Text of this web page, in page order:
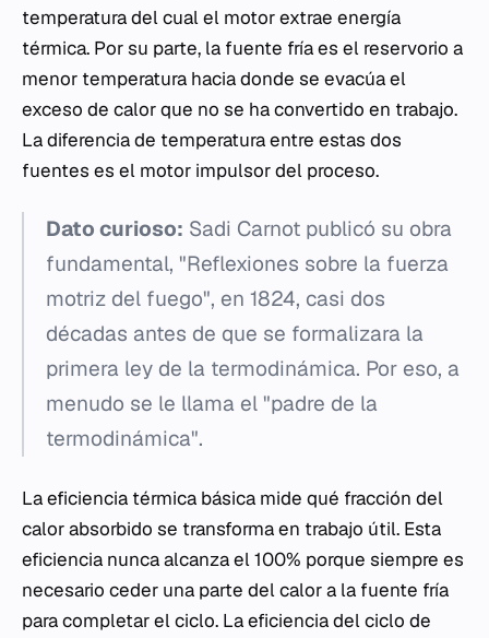
temperatura del cual el motor extrae energía
térmica. Por su parte, la fuente fría es el reservorio a
menor temperatura hacia donde se evacúa el
exceso de calor que no se ha convertido en trabajo.
La diferencia de temperatura entre estas dos
fuentes es el motor impulsor del proceso.
Dato curioso: Sadi Carnot publicó su obra
fundamental, "Reflexiones sobre la fuerza
motriz del fuego", en 1824, casi dos
décadas antes de que se formalizara la
primera ley de la termodinámica. Por eso, a
menudo se le llama el "padre de la
termodinámica".
La eficiencia térmica básica mide qué fracción del
calor absorbido se transforma en trabajo útil. Esta
eficiencia nunca alcanza el 100% porque siempre es
necesario ceder una parte del calor a la fuente fría
para completar el ciclo. La eficiencia del ciclo de